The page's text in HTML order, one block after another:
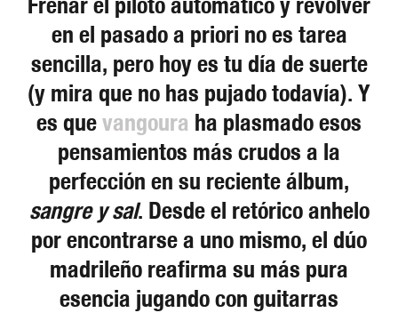
en el pasado a priori no es tarea
sencilla, pero hoy es tu día de suerte
(y mira que no has pujado todavía). Y
es quevangoura ha plasmado esos
pensamientos más crudos a la
perfección en su reciente álbum,
sangre y sal. Desde el retórico anhelo
por encontrarse a uno mismo, el dúo
madrileño reafirma su más pura
esencia jugando con guitarras